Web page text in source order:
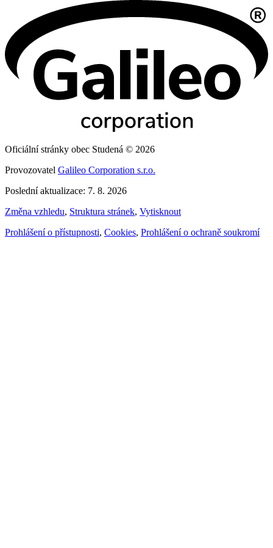
Oficiální stránky obec Studená © 2026
Provozovatel Galileo Corporation s.r.o.
Poslední aktualizace: 7. 8. 2026
Změna vzhledu, Struktura stránek, Vytisknout
Prohlášení o přístupnosti, Cookies, Prohlášení o ochraně soukromí